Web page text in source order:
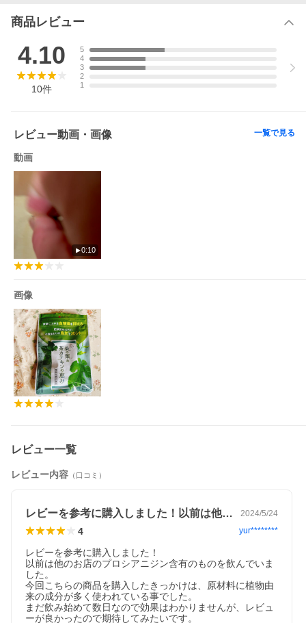
【 賞味期限についてご案内 】
お届けする商品は、錠剤タイプのサプリメント等と異なり賞味期
まとめ買いをご検討のお客様は、ご注意ください。
「桑の葉＆茶カテキンの恵み」は、食後の血糖値やおなかの脂肪
が気になる方におすすめのサプリメントです！
【脂質と糖質をWケア！】
食後の血糖値の上昇を抑える機能がある成分の「桑の葉由来イミ
ノシュガー」と、内臓脂肪や皮下脂肪・体重の減少・高めのBMI
を低下させるサポートをする成分の「茶カテキン」を配合してい
ます。
【こんなお悩みありませんか？】
・炭水化物を食べすぎてしまう
・血糖値が気になるけど対策出来ていない
また、国内の健康補助食品GMP認定工場で製造しているので、安
心してお飲みいただけます。
毎日の健康習慣に「桑の葉＆茶カテキンの恵み」をぜひお試しく
ださい！
【名称】
桑の葉エキス・緑茶抽出物加工食品
商品レビュー
4.10
10件
5
4
3
2
1
レビュー動画・画像 一覧で見る
動画
0:10
画像
レビュー一覧
レビュー内容 （口コミ）
レビーを参考に購入しました！以前は他の… 2024/5/24
4 yur********
レビーを参考に購入しました！
以前は他のお店のプロシアニジン含有のものを飲んでいま
した。
今回こちらの商品を購入したきっかけは、原材料に植物由
来の成分が多く使われている事でした。
まだ飲み始めて数日なので効果はわかりませんが、レビュ
ーが良かったので期待してみたいです。